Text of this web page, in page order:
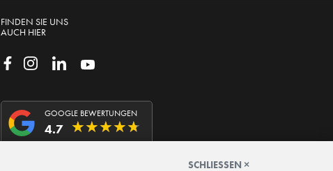
FINDEN SIE UNS
AUCH HIER
GOOGLE BEWERTUNGEN
4.7 ★★★★★
★★★★★
SCHLIESSEN ×